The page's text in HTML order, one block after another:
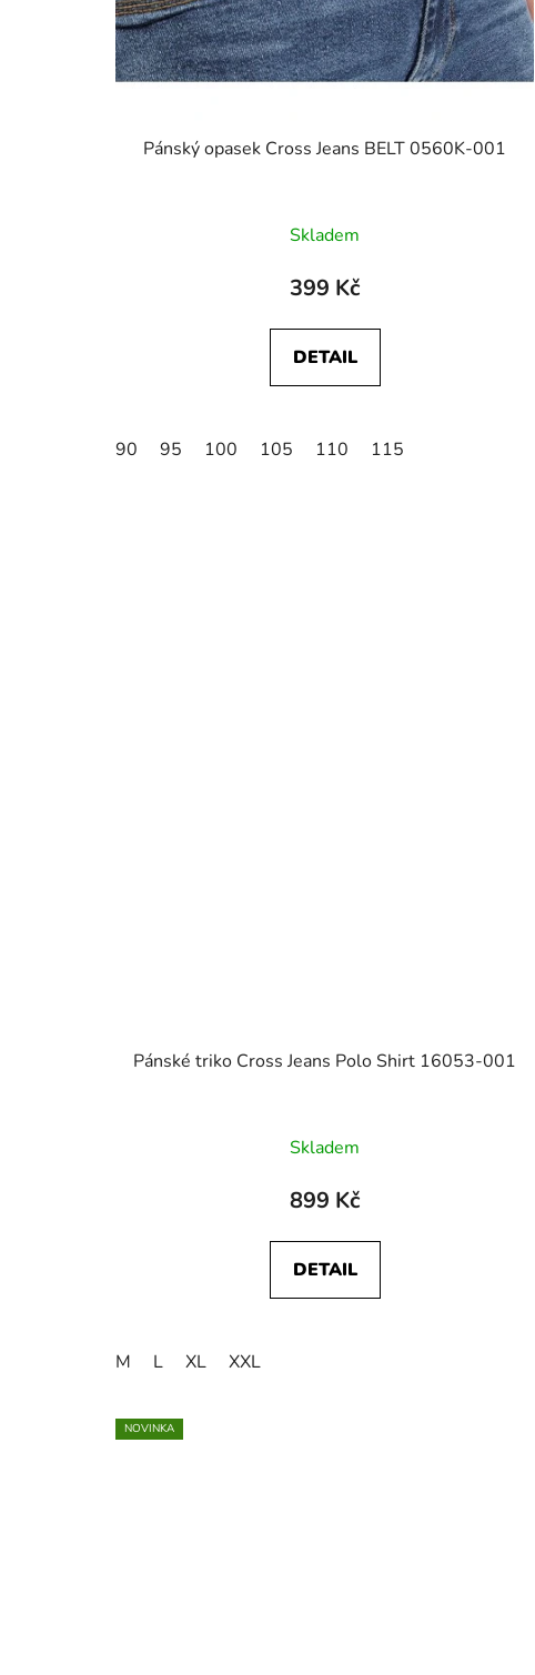
Pánský opasek Cross Jeans BELT 0560K-001
Skladem
399 Kč
DETAIL
90 95 100 105 110 115
Pánské triko Cross Jeans Polo Shirt 16053-001
Skladem
899 Kč
DETAIL
M L XL XXL
NOVINKA